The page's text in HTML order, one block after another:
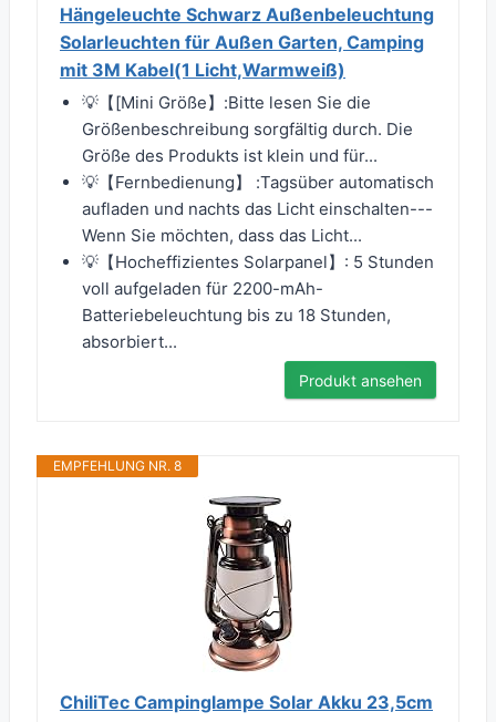
Hängeleuchte Schwarz Außenbeleuchtung
Solarleuchten für Außen Garten, Camping
mit 3M Kabel(1 Licht,Warmweiß)
💡【[Mini Größe】:Bitte lesen Sie die
Größenbeschreibung sorgfältig durch. Die
Größe des Produkts ist klein und für...
💡【Fernbedienung】 :Tagsüber automatisch
aufladen und nachts das Licht einschalten---
Wenn Sie möchten, dass das Licht...
💡【Hocheffizientes Solarpanel】: 5 Stunden
voll aufgeladen für 2200-mAh-
Batteriebeleuchtung bis zu 18 Stunden,
absorbiert...
Produkt ansehen
EMPFEHLUNG NR. 8
ChiliTec Campinglampe Solar Akku 23,5cm